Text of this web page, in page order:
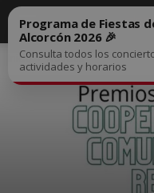
Inicio Noticias
Programa de Fiestas
Alcorcón 2026 🎉
Consulta todos los
actividades y horarios